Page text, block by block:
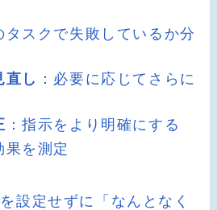
タスクで失敗しているか分
直し ：必要に応じてさらに
：指示をより明確にする
果を測定
設定せずに「なんとなく